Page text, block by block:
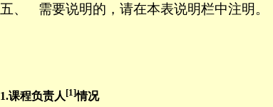
五、 需要说明的，请在本表说明栏中注明。
1.课程负责人 [1]情况